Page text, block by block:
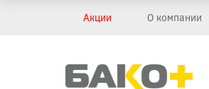
Акции О компании